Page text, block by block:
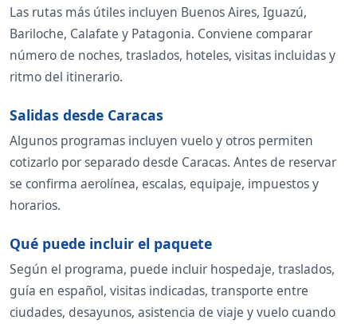
Las rutas más útiles incluyen Buenos Aires, Iguazú,
Bariloche, Calafate y Patagonia. Conviene comparar
número de noches, traslados, hoteles, visitas incluidas y
ritmo del itinerario.
Salidas desde Caracas
Algunos programas incluyen vuelo y otros permiten
cotizarlo por separado desde Caracas. Antes de reservar
se confirma aerolínea, escalas, equipaje, impuestos y
horarios.
Qué puede incluir el paquete
Según el programa, puede incluir hospedaje, traslados,
guía en español, visitas indicadas, transporte entre
ciudades, desayunos, asistencia de viaje y vuelo cuando